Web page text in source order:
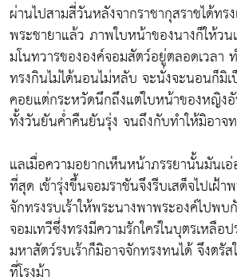
ผ่านไปสามสี่วันหลังจากราชากุสราชได้ท
พระชายาแล้ว ภาพใบหน้าของนางก็ให้ว
มโนทวารขององค์จอมสัตว์อยู่ตลอดเวลา
ทรงกินไม่ได้นอนไม่หลับ จะนั่งจะนอนก็มิ
คอยแต่กระหวัดนึกถึงแต่ใบหน้าของหญิง
ทั้งวันยันค่ำคืนยันรุ่ง จนถึงกับทำให้มิอาจท
แลเมื่อความอยากเห็นหน้าภรรยานั้นมัน
ที่สุด เช้ารุ่งขึ้นจอมราชันจึงรีบเสด็จไปเฝ้
จักทรงรบเร้าให้พระนางพาพระองค์ไปพ
จอมเทวีซึ่งทรงมีความรักใคร่ในบุตรเหลื
มหาสัตว์รบเร้าก็มิอาจจักทรงทนได้ จึงตรั